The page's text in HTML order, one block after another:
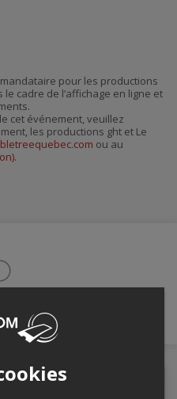
pour les productions
cadre de l’affichage en ligne et
cet événement, veuillez
les productions ght et Le
ou au
.
en cours...